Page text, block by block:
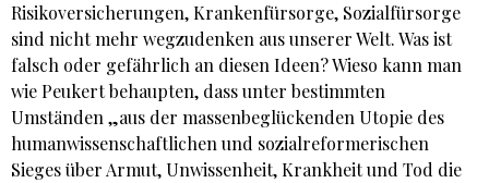
Risikoversicherungen, Krankenfürsorge, Sozialfürsorge
sind nicht mehr wegzudenken aus unserer Welt. Was ist
falsch oder gefährlich an diesen Ideen? Wieso kann man
wie Peukert behaupten, dass unter bestimmten
Umständen „aus der massenbeglückenden Utopie des
humanwissenschaftlichen und sozialreformerischen
Sieges über Armut, Unwissenheit, Krankheit und Tod die